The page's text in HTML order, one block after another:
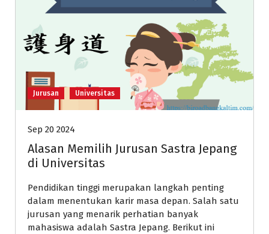
Jurusan Universitas
Sep 20 2024
Alasan Memilih Jurusan Sastra Jepang
di Universitas
Pendidikan tinggi merupakan langkah penting
dalam menentukan karir masa depan. Salah satu
jurusan yang menarik perhatian banyak
mahasiswa adalah Sastra Jepang. Berikut ini